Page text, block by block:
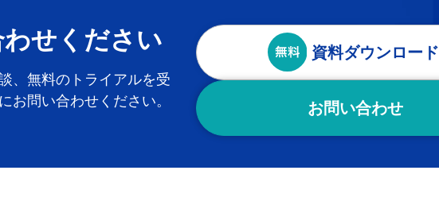
せください
、無料のトライアルを受
お問い合わせください。
資料ダウンロード
お問い合わせ